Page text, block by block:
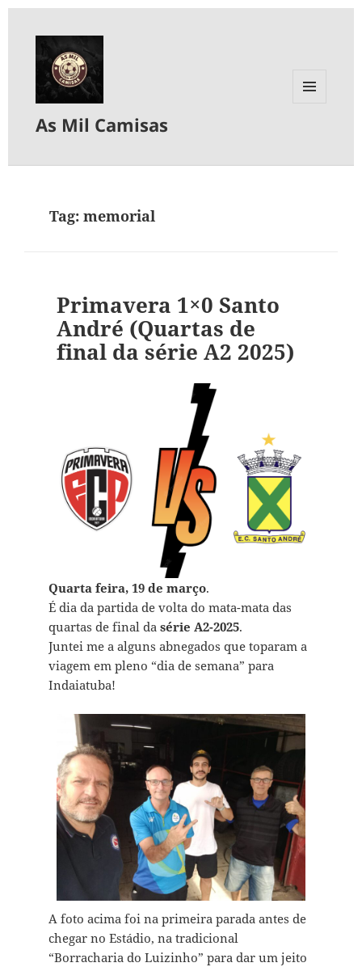
As Mil Camisas
Tag:memorial
Primavera 1×0 Santo
André (Quartas de
final da série A2 2025)
Quarta feira, 19 de março.
É dia da partida de volta do mata-mata das
quartas de final da série A2-2025.
Juntei me a alguns abnegados que toparam a
viagem em pleno “dia de semana” para
Indaiatuba!
A foto acima foi na primeira parada antes de
chegar no Estádio, na tradicional
“Borracharia do Luizinho” para dar um jeito